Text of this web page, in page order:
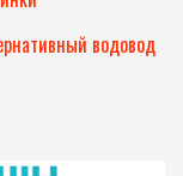
водовод